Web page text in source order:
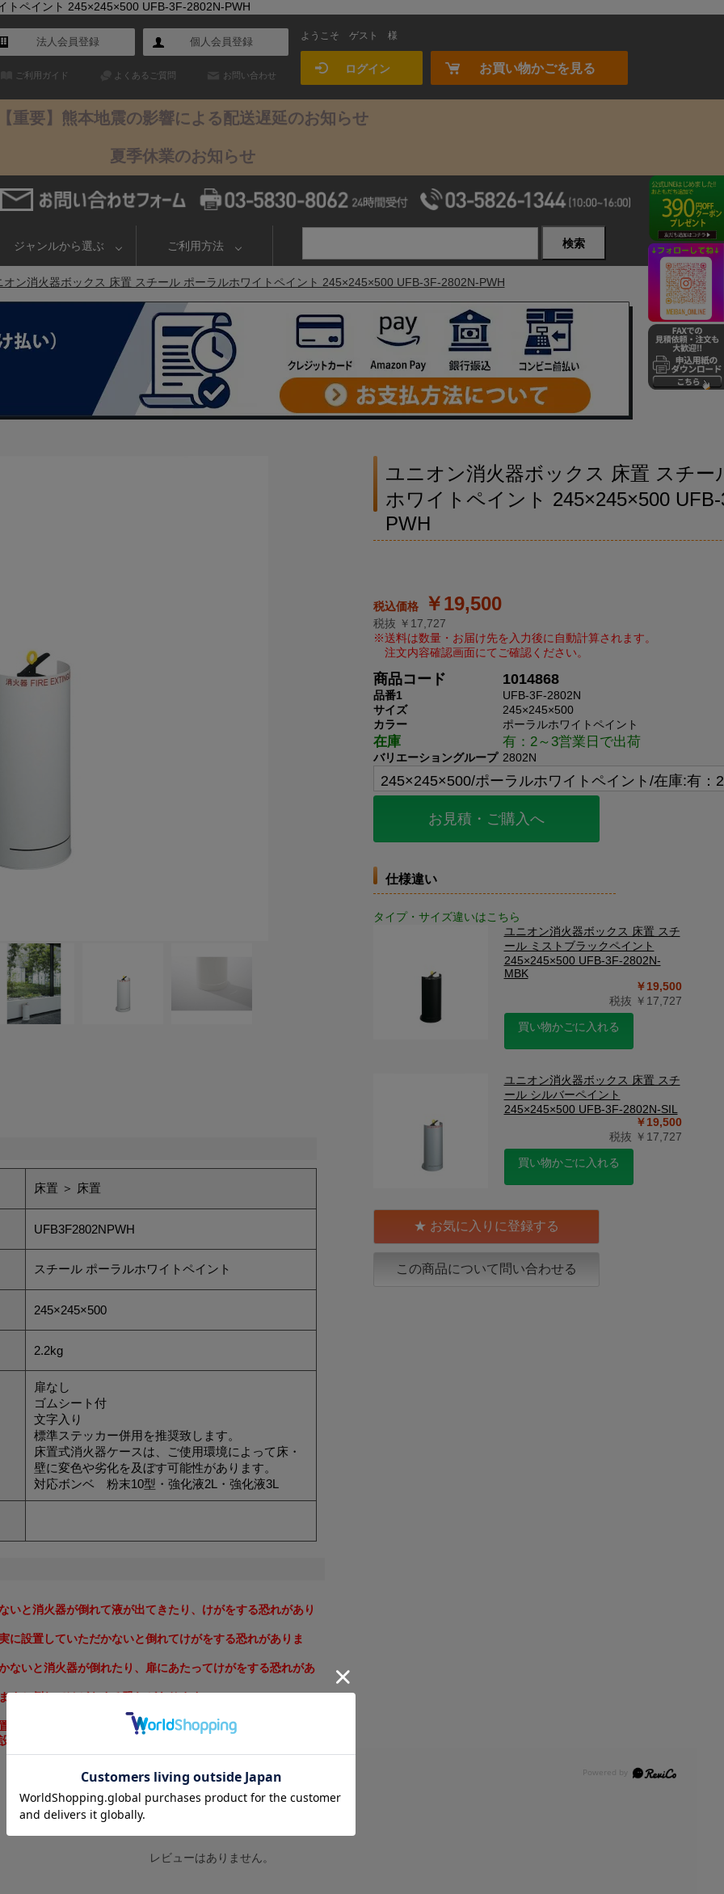
トペイント 245×245×500 UFB-3F-2802N-PWH
法人会員登録 個人会員登録
ご利用ガイド よくあるご質問 お問い合わせ
ようこそ ゲスト 様
ログイン お買い物かごを見る
重要】熊本地震の影響による配送遅延のお知らせ
夏季休業のお知らせ
ジャンルから選ぶ ご利用方法 検索
オン消火器ボックス 床置 スチール ポーラルホワイトペイント 245×245×500 UFB-3F-2802N-PWH
床置 ＞ 床置
UFB3F2802NPWH
スチール ポーラルホワイトペイント
245×245×500
2.2kg
扉なし
ゴムシート付
文字入り
標準ステッカー併用を推奨致します。
床置式消火器ケースは、ご使用環境によって床・
壁に変色や劣化を及ぼす可能性があります。
対応ボンベ 粉末10型・強化液2L・強化液3L
と消火器が倒れて液が出てきたり、けがをする恐れがあり
設置していただかないと倒れてけがをする恐れがありま
ないと消火器が倒れたり、扉にあたってけがをする恐れがあ
すと倒れてけがをする恐れがあります。
してください。
に関してはメーカーにご相談ください。
ユニオン消火器ボックス 床置 スチー
ホワイトペイント 245×245×500
PWH
￥19,500
税抜 ￥17,727
商品コード 1014868
品番1
UFB-3F-2802N
サイズ
245×245×500
カラー
ポーラルホワイトペイント
在庫 有：2～3営業日で出荷
バリエーショングループ 2802N
お見積・ご購入へ
仕様違い
タイプ・サイズ違いはこちら
ユニオン消火器ボックス 床置 スチ
ール ミストブラックペイント
245×245×500 UFB-3F-2802N-
MBK
￥19,500
税抜 ￥17,727
買い物かごに入れる
ユニオン消火器ボックス 床置 スチ
ール シルバーペイント
245×245×500 UFB-3F-2802N-SIL
￥19,500
税抜 ￥17,727
買い物かごに入れる
この商品について問い合わせる
お気に入りに登録する
レビューはありません。